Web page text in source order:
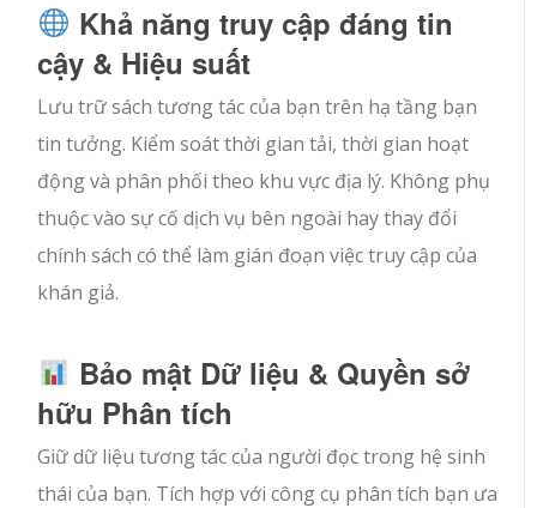
Khả năng truy cập đáng tin
cậy & Hiệu suất
Lưu trữ sách tương tác của bạn trên hạ tầng bạn
tin tưởng. Kiểm soát thời gian tải, thời gian hoạt
động và phân phối theo khu vực địa lý. Không phụ
thuộc vào sự cố dịch vụ bên ngoài hay thay đổi
chính sách có thể làm gián đoạn việc truy cập của
khán giả.
Bảo mật Dữ liệu & Quyền sở
hữu Phân tích
Giữ dữ liệu tương tác của người đọc trong hệ sinh
thái của bạn. Tích hợp với công cụ phân tích bạn ưa